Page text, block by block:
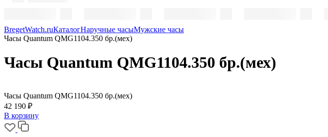
BregetWatch.ruКаталогНаручные часыМужские часы
Часы Quantum QMG1104.350 бр.(мех)
Часы Quantum QMG1104.350 бр.(мех)
Часы Quantum QMG1104.350 бр.(мех)
42 190 ₽
В корзину